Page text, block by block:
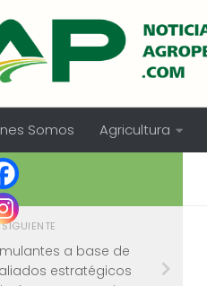
Somos Agricultura
SIGUIENTE
a base de
estratégicos